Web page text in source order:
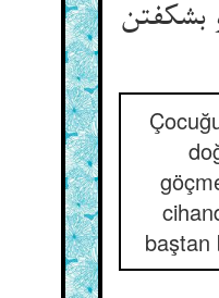
بشکفتن
baştan